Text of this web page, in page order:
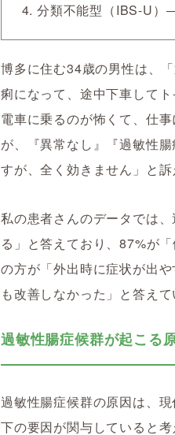
分類不能型（IBS-U）
博多に住む34歳の男性は、
痢になって、途中下車して
電車に乗るのが怖くて、仕
が、『異常なし』『過敏性
すが、全く効きません」と訴
私の患者さんのデータでは
る」と答えており、87%が
の方が「外出時に症状が出
も改善しなかった」と答えて
過敏性腸症候群が起こ
過敏性腸症候群の原因は、
下の要因が関与していると考